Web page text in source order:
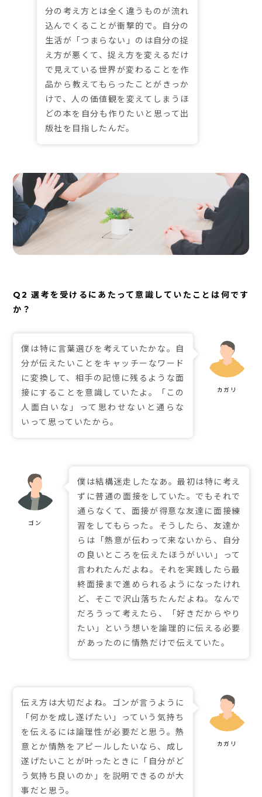
分の考え方とは全く違うものが流れ
込んでくることが衝撃的で。自分の
生活が「つまらない」のは自分の捉
え方が悪くて、捉え方を変えるだけ
で見えている世界が変わることを作
品から教えてもらったことがきっか
けで、人の価値観を変えてしまうほ
どの本を自分も作りたいと思って出
版社を目指したんだ。
Q2 選考を受けるにあたって意識していたことは何です
か？
僕は特に言葉選びを考えていたかな。自
分が伝えたいことをキャッチーなワード
に変換して、相手の記憶に残るような面
接にすることを意識していたよ。「この
人面白いな」って思わせないと通らな
いって思っていたから。
僕は結構迷走したなあ。最初は特に考え
ずに普通の面接をしていた。でもそれで
通らなくて、面接が得意な友達に面接練
習をしてもらった。そうしたら、友達か
らは「熱意が伝わって来ないから、自分
の良いところを伝えたほうがいい」って
言われたんだよね。それを実践したら最
終面接まで進められるようになったけれ
ど、そこで沢山落ちたんだよね。なんで
だろうって考えたら、「好きだからやり
たい」という想いを論理的に伝える必要
があったのに情熱だけで伝えていた。
伝え方は大切だよね。ゴンが言うように
「何かを成し遂げたい」っていう気持ち
を伝えるには論理性が必要だと思う。熱
意とか情熱をアピールしたいなら、成し
遂げたいことが叶ったときに「自分がど
う気持ち良いのか」を説明できるのが大
事だと思う。